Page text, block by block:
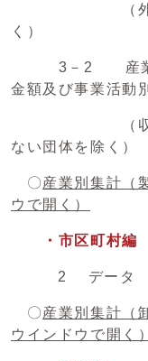
（外国の会
く）
3－2 産業別民
金額及び事業活動
（収入）金
ない団体を除く）
〇産業別集計（
ウで開く）
・市区町村編
2 データ
〇産業別集計（
ウインドウで開く）